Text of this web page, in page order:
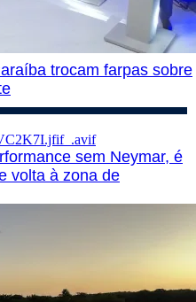
trocam farpas sobre
sem Neymar, é
volta à zona de